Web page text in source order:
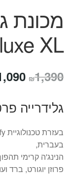
XL
₪1,390
היה:
גלידרייה
בעברית,
הנינג'ה קרימי
פרוזן יוגורט, ברד